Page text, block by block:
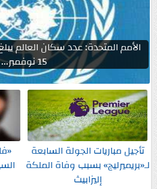
15 نوفمبر...
تأجيل مباريات الجولة السابعة
لـ«بريميرليج» بسبب وفاة الملكة
إليزابيث